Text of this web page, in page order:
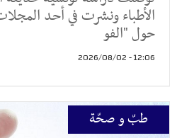
الأطباء ونشرت في أحد
حول "الفو
12:06 - 2026/08/02
طبّ و صحّة